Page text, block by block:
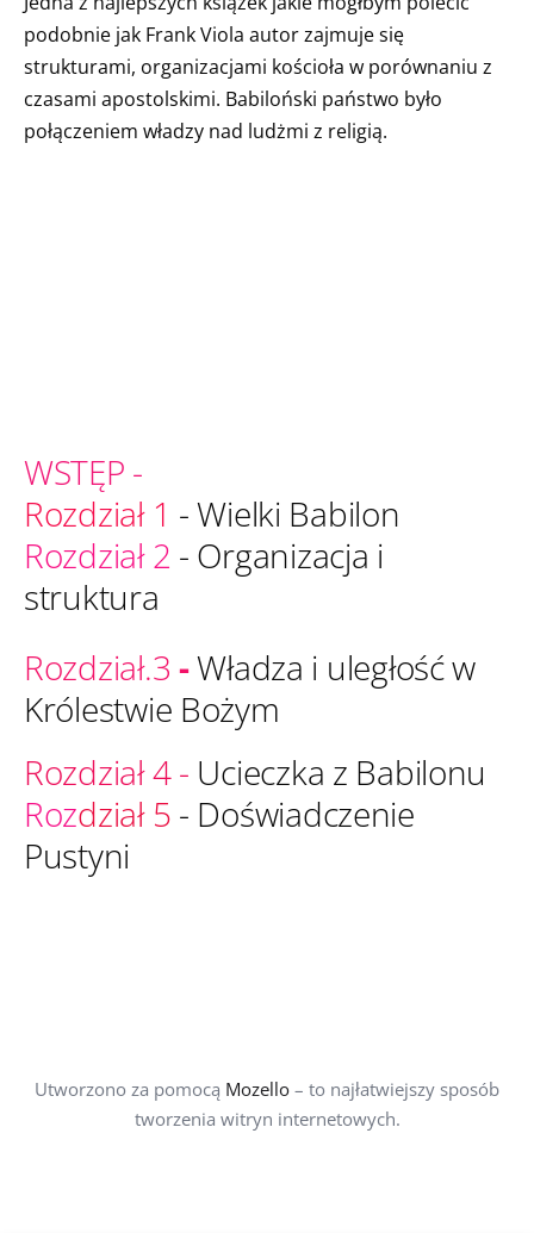
podobnie jak Frank Viola autor zajmuje się
strukturami, organizacjami kościoła w porównaniu z
czasami apostolskimi. Babiloński państwo było
połączeniem władzy nad ludżmi z religią.
WSTĘP -
Rozdział 1 - Wielki Babilon
Rozdział 2 - Organizacja i
struktura
Rozdział.3 -Władza i uległość w
Królestwie Bożym
Rozdział 4- Ucieczka z Babilonu
Rozdział 5 - Doświadczenie
Pustyni
Utworzono za pomocą Mozello – to najłatwiejszy sposób
tworzenia witryn internetowych.